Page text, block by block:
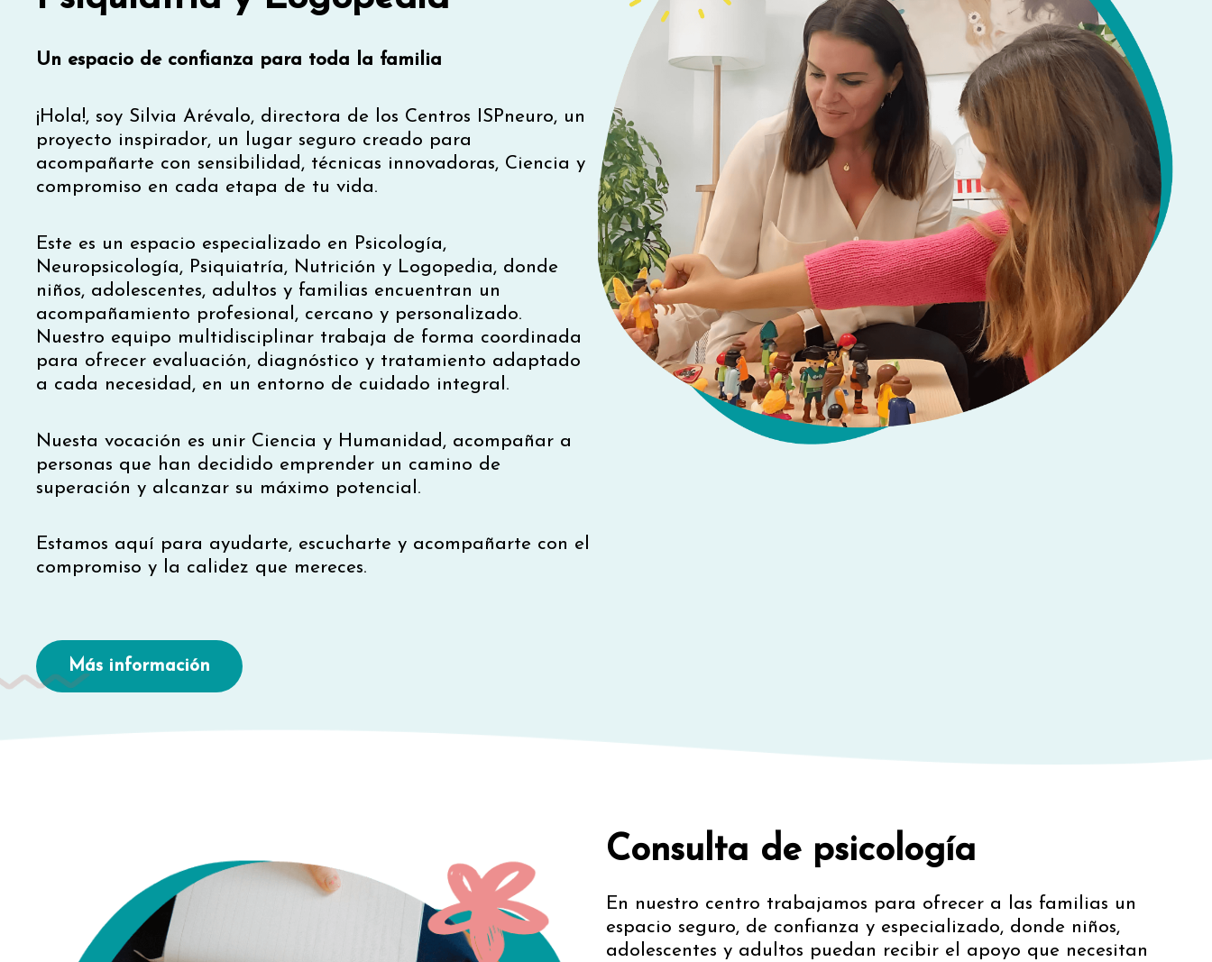
Un espacio de confianza para toda la familia
¡Hola!, soy Silvia Arévalo, directora de los Centros ISPneuro, un
proyecto inspirador, un lugar seguro creado para
acompañarte con sensibilidad, técnicas innovadoras, Ciencia y
compromiso en cada etapa de tu vida.
Este es un espacio especializado en Psicología,
Neuropsicología, Psiquiatría, Nutrición y Logopedia, donde
niños, adolescentes, adultos y familias encuentran un
acompañamiento profesional, cercano y personalizado.
Nuestro equipo multidisciplinar trabaja de forma coordinada
para ofrecer evaluación, diagnóstico y tratamiento adaptado
a cada necesidad, en un entorno de cuidado integral.
Nuesta vocación es unir Ciencia y Humanidad, acompañar a
personas que han decidido emprender un camino de
superación y alcanzar su máximo potencial.
Estamos aquí para ayudarte, escucharte y acompañarte con el
compromiso y la calidez que mereces.
Más información
Consulta de psicología
En nuestro centro trabajamos para ofrecer a las familias un
espacio seguro, de confianza y especializado, donde niños,
adolescentes y adultos puedan recibir el apoyo que necesitan